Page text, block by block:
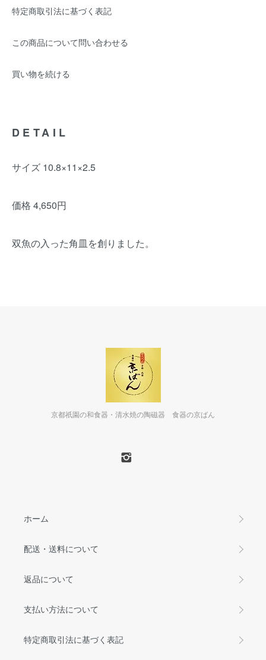
特定商取引法に基づく表記
この商品について問い合わせる
買い物を続ける
DETAIL
サイズ 10.8×11×2.5
価格 4,650円
双魚の入った角皿を創りました。
京都祇園の和食器・清水焼の陶磁器 食器の京ばん
ホーム
配送・送料について
返品について
支払い方法について
特定商取引法に基づく表記